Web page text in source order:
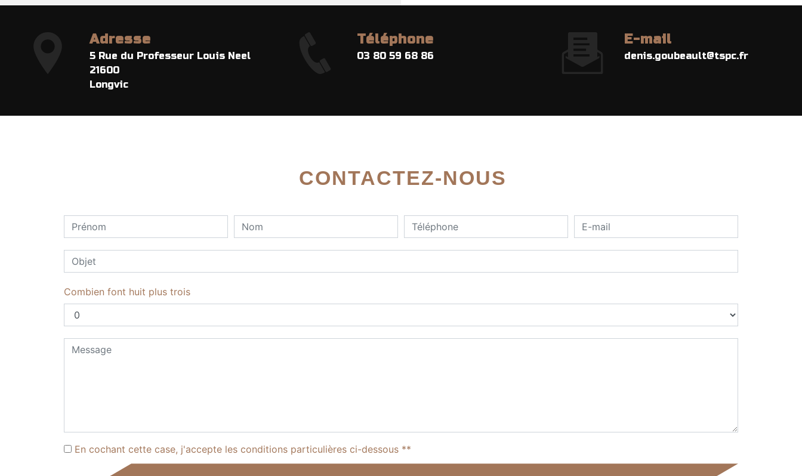
Adresse
5 Rue du Professeur Louis Neel
21600
Longvic
Téléphone
03 80 59 68 86
E-mail
denis.goubeault@tspc.fr
CONTACTEZ-NOUS
Combien font huit plus trois
En cochant cette case, j'accepte les conditions particulières ci-dessous **